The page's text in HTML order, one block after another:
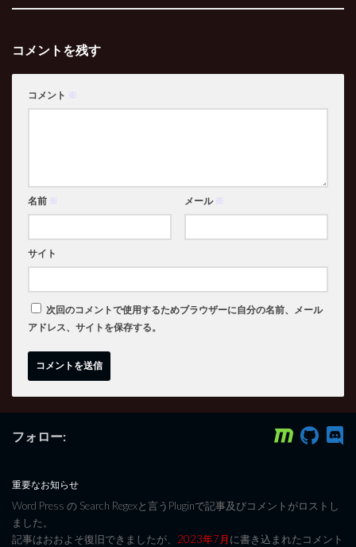
コメントを残す
コメント ※
名前 ※ メール ※
サイト
次回のコメントで使用するためブラウザーに自分の名前、メール
アドレス、サイトを保存する。
フォロー:
重要なお知らせ
Word Press の Search Regexと言うPluginで記事及びコメントがロストし
ました。
記事はおおよそ復旧できましたが、 2023年7月に書き込まれたコメント